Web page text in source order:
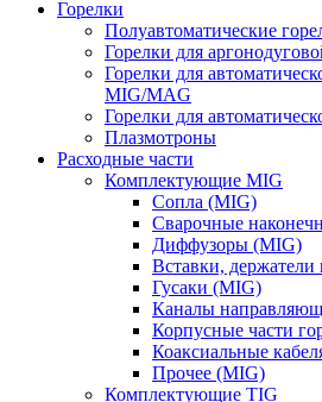
Горелки
Полуавтоматические
Горелки для
Горелки для
MIG/MAG
Горелки для
Плазмотроны
Расходные части
Комплектующие MIG
Сопла (MIG)
Сварочные
Диффузоры (MIG)
Вставки,
Гусаки (MIG)
Каналы
Корпусные части
Коаксиальные
Прочее (MIG)
Комплектующие TIG